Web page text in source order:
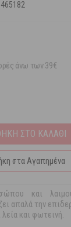
άνω των 39€
ΣΤΟ ΚΑΛΑΘΙ
στα Αγαπημένα
και
απαλά την
και φωτεινή.